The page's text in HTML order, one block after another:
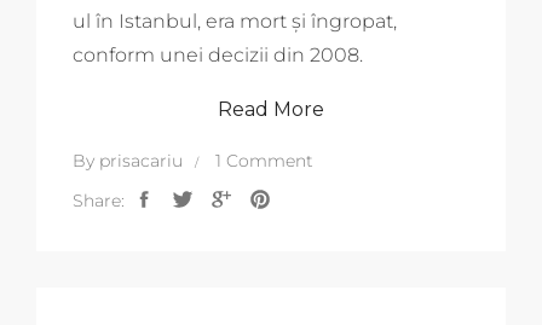
ul în Istanbul, era mort și îngropat,
conform unei decizii din 2008.
Read More
By prisacariu
1 Comment
Share: